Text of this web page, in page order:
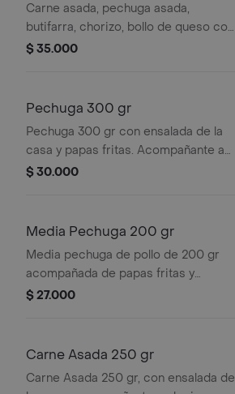
Carne asada, pechuga asada,
butifarra, chorizo, bollo de queso con
queso costeño y ensalada.
$ 35.000
Pechuga 300 gr
Pechuga 300 gr con ensalada de la
casa y papas fritas. Acompañante a
elegir.
$ 30.000
Media Pechuga 200 gr
Media pechuga de pollo de 200 gr
acompañada de papas fritas y
ensalada de lechuga, tomate y
$ 27.000
Carne Asada 250 gr
Carne Asada 250 gr, con ensalada de